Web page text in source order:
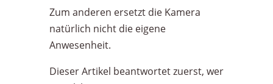
Zum anderen ersetzt die Kamera
natürlich nicht die eigene
Anwesenheit.
Dieser Artikel beantwortet zuerst, wer